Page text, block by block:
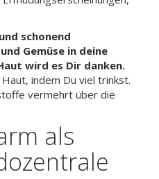
schonend
Gemüse in deine
wird es Dir danken.
indem Du viel trinkst.
vermehrt über die
als